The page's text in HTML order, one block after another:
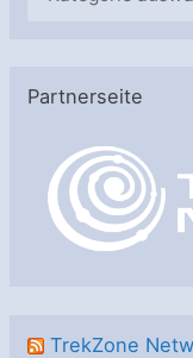
g
Partnerseite
TrekZone